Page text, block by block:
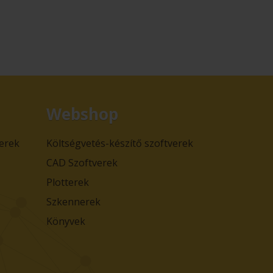
Webshop
Költségvetés-készítő szoftverek
CAD Szoftverek
Plotterek
Szkennerek
Könyvek